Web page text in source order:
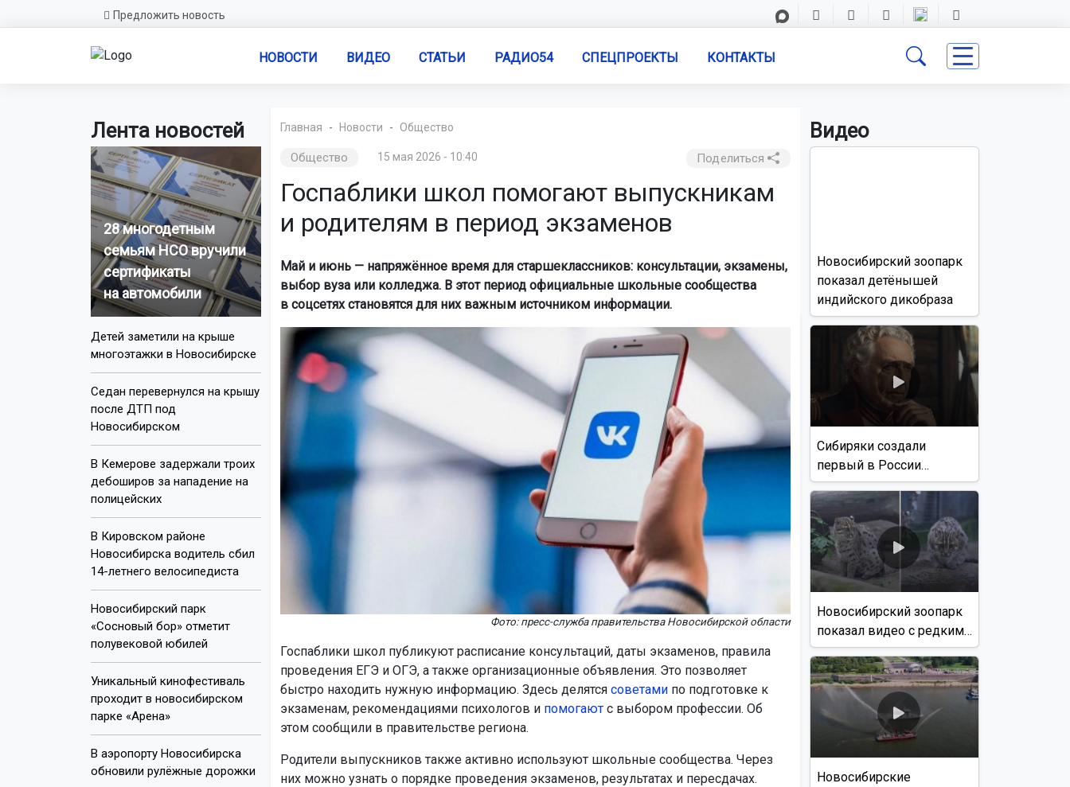
Предложить новость
НОВОСТИ ВИДЕО СТАТЬИ РАДИО54 СПЕЦПРОЕКТЫ КОНТАКТЫ
Лента новостей
28 многодетным
семьям НСО вручили
сертификаты
на автомобили
Детей заметили на крыше
многоэтажки в Новосибирске
Седан перевернулся на крышу
после ДТП под
Новосибирском
В Кемерове задержали троих
дебоширов за нападение на
полицейских
В Кировском районе
Новосибирска водитель сбил
14-летнего велосипедиста
Новосибирский парк
«Сосновый бор» отметит
полувековой юбилей
Уникальный кинофестиваль
проходит в новосибирском
парке «Арена»
В аэропорту Новосибирска
обновили рулёжные дорожки
Главная Новости Общество
Общество 15 мая 2026 - 10:40 Поделиться
Госпаблики школ помогают выпускникам
и родителям в период экзаменов
Май и июнь — напряжённое время для старшеклассников: консультации, экзамены,
выбор вуза или колледжа. В этот период официальные школьные сообщества
в соцсетях становятся для них важным источником информации.
Фото: пресс-служба правительства Новосибирской области
Госпаблики школ публикуют расписание консультаций, даты экзаменов, правила
проведения ЕГЭ и ОГЭ, а также организационные объявления. Это позволяет
быстро находить нужную информацию. Здесь делятся советамипо подготовке к
экзаменам, рекомендациями психологов и помогаютс выбором профессии. Об
этом сообщили в правительстве региона.
Родители выпускников также активно используют школьные сообщества. Через
них можно узнать о порядке проведения экзаменов, результатах и пересдачах.
Видео
Новосибирский зоопарк
показал детёнышей
индийского дикобраза
Сибиряки создали
первый в России
документальный фильм
с использованием ИИ
Новосибирский зоопарк
показал видео с редким
виверровым котом
Новосибирские